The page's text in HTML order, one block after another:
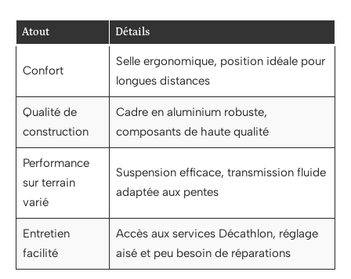
Atout Détails
Confort
Selle ergonomique, position idéale pour
longues distances
Qualité de
construction
Cadre en aluminium robuste,
composants de haute qualité
Performance
sur terrain
varié
Suspension efficace, transmission fluide
adaptée aux pentes
Entretien
facilité
Accès aux services Décathlon, réglage
aisé et peu besoin de réparations